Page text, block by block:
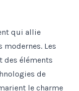
qui allie
Les
des éléments
de
le charme